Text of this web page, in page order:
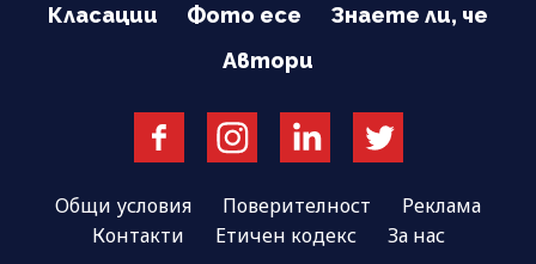
Класации
Фото есе
Знаете ли, че
Автори
Общи условия Поверителност
Реклама
Контакти
Етичен кодекс За нас